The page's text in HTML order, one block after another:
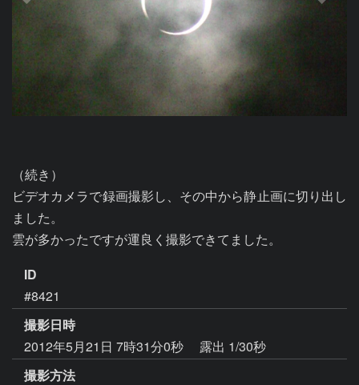
（続き）
ビデオカメラで録画撮影し、その中から静止画に切り出し
ました。
雲が多かったですが運良く撮影できてました。
ID
#8421
撮影日時
2012年5月21日 7時31分0秒
露出 1/30秒
撮影方法